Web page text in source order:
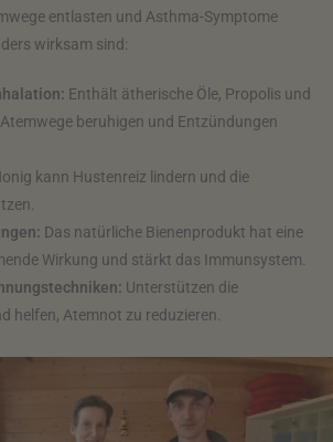
entlasten und Asthma-Symptome
wirksam sind:
Enthält ätherische Öle, Propolis und
beruhigen und Entzündungen
kann Hustenreiz lindern und die
Das natürliche Bienenprodukt hat eine
Wirkung und stärkt das Immunsystem.
Unterstützen die
helfen, Atemnot zu reduzieren.